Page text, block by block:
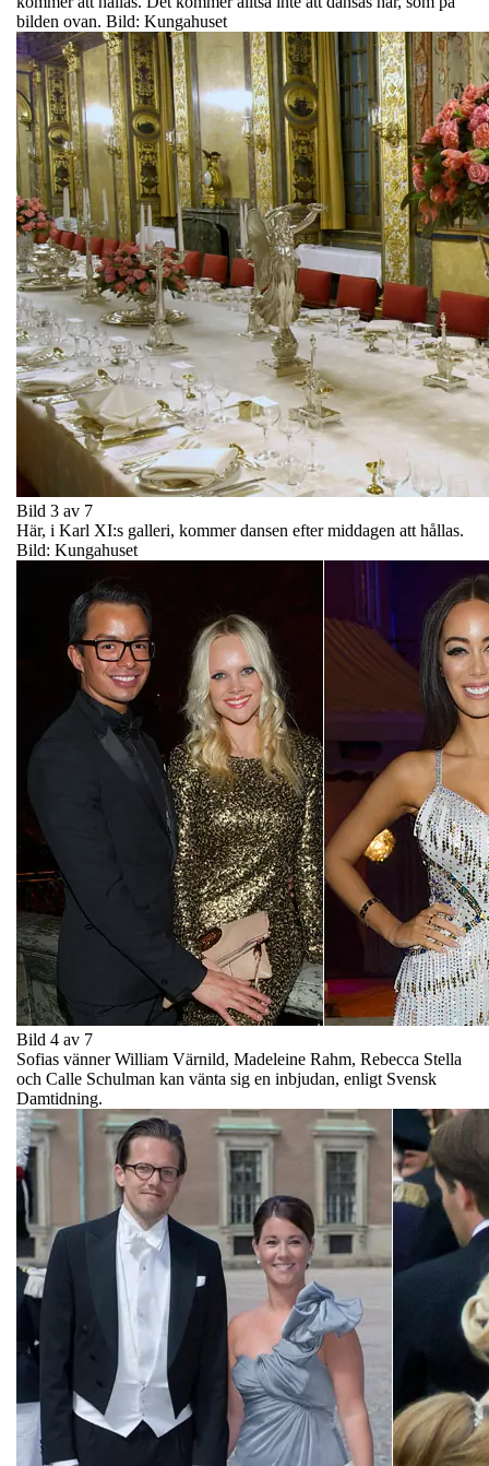
bilden ovan. Bild: Kungahuset
Bild 3 av 7
Här, i Karl XI:s galleri, kommer dansen efter middagen att hållas.
Bild: Kungahuset
Bild 4 av 7
Sofias vänner William Värnild, Madeleine Rahm, Rebecca Stella
och Calle Schulman kan vänta sig en inbjudan, enligt Svensk
Damtidning.